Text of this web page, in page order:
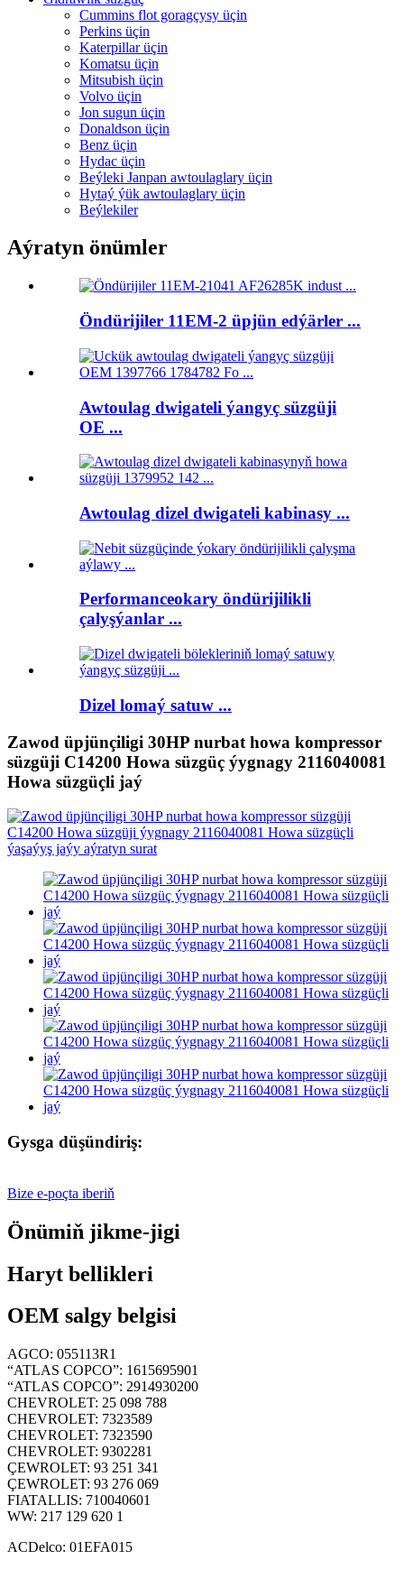
Cummins flot goragçysy üçin
Perkins üçin
Katerpillar üçin
Komatsu üçin
Mitsubish üçin
Volvo üçin
Jon sugun üçin
Donaldson üçin
Benz üçin
Hydac üçin
Beýleki Janpan awtoulaglary üçin
Hytaý ýük awtoulaglary üçin
Beýlekiler
Aýratyn önümler
Öndürijiler 11EM-2 üpjün edýärler ...
Awtoulag dwigateli ýangyç süzgüji
OE ...
Awtoulag dizel dwigateli kabinasy ...
Performanceokary öndürijilikli
çalyşýanlar ...
Dizel lomaý satuw ...
Zawod üpjünçiligi 30HP nurbat howa kompressor
süzgüji C14200 Howa süzgüç ýygnagy 2116040081
Howa süzgüçli jaý
Gysga düşündiriş:
Bize e-poçta iberiň
Önümiň jikme-jigi
Haryt bellikleri
OEM salgy belgisi
AGCO: 055113R1
“ATLAS COPCO”: 1615695901
“ATLAS COPCO”: 2914930200
CHEVROLET: 25 098 788
CHEVROLET: 7323589
CHEVROLET: 7323590
CHEVROLET: 9302281
ÇEWROLET: 93 251 341
ÇEWROLET: 93 276 069
FIATALLIS: 710040601
WW: 217 129 620 1
ACDelco: 01EFA015